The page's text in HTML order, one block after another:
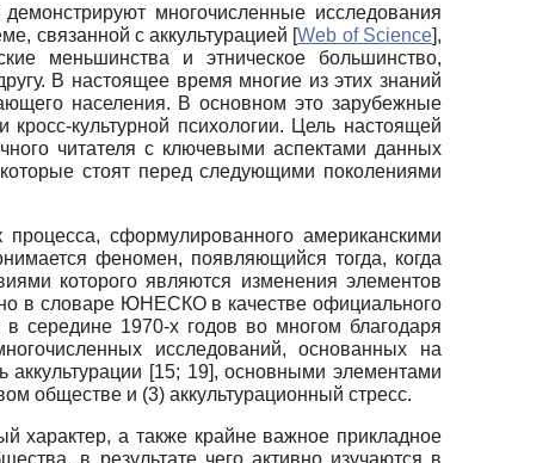
многочисленные исследования
связанной с аккультурацией [Web of Science],
меньшинства и этническое большинство,
В настоящее время многие из этих знаний
населения. В основном это зарубежные
культурной психологии. Цель настоящей
читателя с ключевыми аспектами данных
стоят перед следующими поколениями
сформулированного американскими
феномен, появляющийся тогда, когда
которого являются изменения элементов
в словаре ЮНЕСКО в качестве официального
середине 1970-х годов во многом благодаря
исследований, основанных на
[15; 19], основными элементами
обществе и (3) аккультурационный стресс.
характер, а также крайне важное прикладное
в результате чего активно изучаются в